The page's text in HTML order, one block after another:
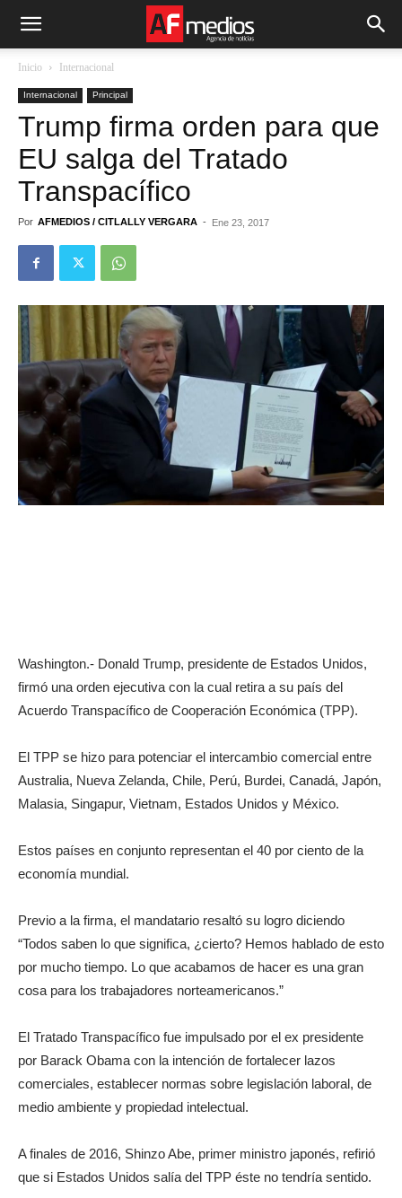
Inicio Internacional
Internacional Principal
Trump firma orden para que
EU salga del Tratado
Transpacífico
Por AFMEDIOS / CITLALLY VERGARA - Ene 23, 2017
Washington.- Donald Trump, presidente de Estados Unidos,
firmó una orden ejecutiva con la cual retira a su país del
Acuerdo Transpacífico de Cooperación Económica (TPP).
El TPP se hizo para potenciar el intercambio comercial entre
Australia, Nueva Zelanda, Chile, Perú, Burdei, Canadá, Japón,
Malasia, Singapur, Vietnam, Estados Unidos y México.
Estos países en conjunto representan el 40 por ciento de la
economía mundial.
Previo a la firma, el mandatario resaltó su logro diciendo
“Todos saben lo que significa, ¿cierto? Hemos hablado de esto
por mucho tiempo. Lo que acabamos de hacer es una gran
cosa para los trabajadores norteamericanos.”
El Tratado Transpacífico fue impulsado por el ex presidente
por Barack Obama con la intención de fortalecer lazos
comerciales, establecer normas sobre legislación laboral, de
medio ambiente y propiedad intelectual.
A finales de 2016, Shinzo Abe, primer ministro japonés, refirió
que si Estados Unidos salía del TPP éste no tendría sentido.